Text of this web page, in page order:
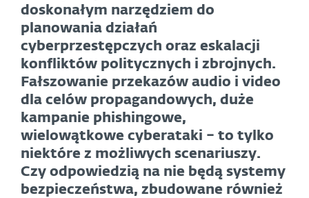
doskonałym narzędziem do
planowania działań
cyberprzestępczych oraz eskalacji
konfliktów politycznych i zbrojnych.
Fałszowanie przekazów audio i video
dla celów propagandowych, duże
kampanie phishingowe,
wielowątkowe cyberataki – to tylko
niektóre z możliwych scenariuszy.
Czy odpowiedzią na nie będą systemy
bezpieczeństwa, zbudowane również